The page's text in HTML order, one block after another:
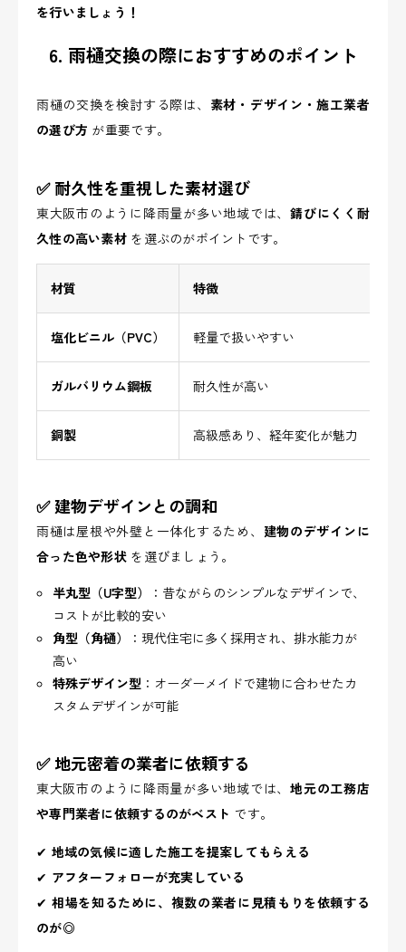
を行いましょう！
6. 雨樋交換の際におすすめのポイント
雨樋の交換を検討する際は、 素材・デザイン・施工業者
の選び方 が重要です。
✅ 耐久性を重視した素材選び
東大阪市のように降雨量が多い地域では、錆びにくく耐
久性の高い素材を選ぶのがポイントです。
材質 特徴
塩化ビニル（PVC） 軽量で扱いやすい
ガルバリウム鋼板 耐久性が高い
銅製 高級感あり、経年変化が魅力
✅ 建物デザインとの調和
雨樋は屋根や外壁と一体化するため、 建物のデザインに
合った色や形状を選びましょう。
半丸型（U字型）
：昔ながらのシンプルなデザインで、
コストが比較的安い
角型（角樋）
：現代住宅に多く採用され、排水能力が
高い
特殊デザイン型 ：オーダーメイドで建物に合わせたカ
スタムデザインが可能
✅ 地元密着の業者に依頼する
東大阪市のように降雨量が多い地域では、地元の工務店
や専門業者に依頼するのがベスト です。
✔ 地域の気候に適した施工を提案してもらえる
✔ アフターフォローが充実している
✔ 相場を知るために、複数の業者に見積もりを依頼する
のが◎